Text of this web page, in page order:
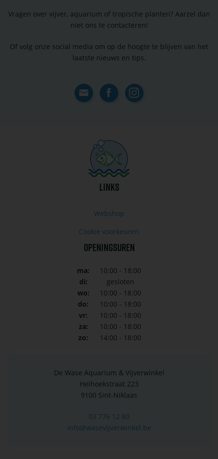
Vragen over vijver, aquarium of tropische planten? Aarzel dan
niet ons te contacteren!
Of volg onze social media om op de hoogte te blijven van het
laatste nieuws en tips.
ContactFacebookInstagram
LINKS
Webshop
Cookie voorkeuren
OPENINGSUREN
ma:
10:00 - 18:00
di:
gesloten
wo:
10:00 - 18:00
do:
10:00 - 18:00
vr:
10:00 - 18:00
za:
10:00 - 18:00
zo:
14:00 - 18:00
De Wase Aquarium & Vijverwinkel
Heihoekstraat 223
9100 Sint-Niklaas
03 776 12 80
info@wasevijverwinkel.be